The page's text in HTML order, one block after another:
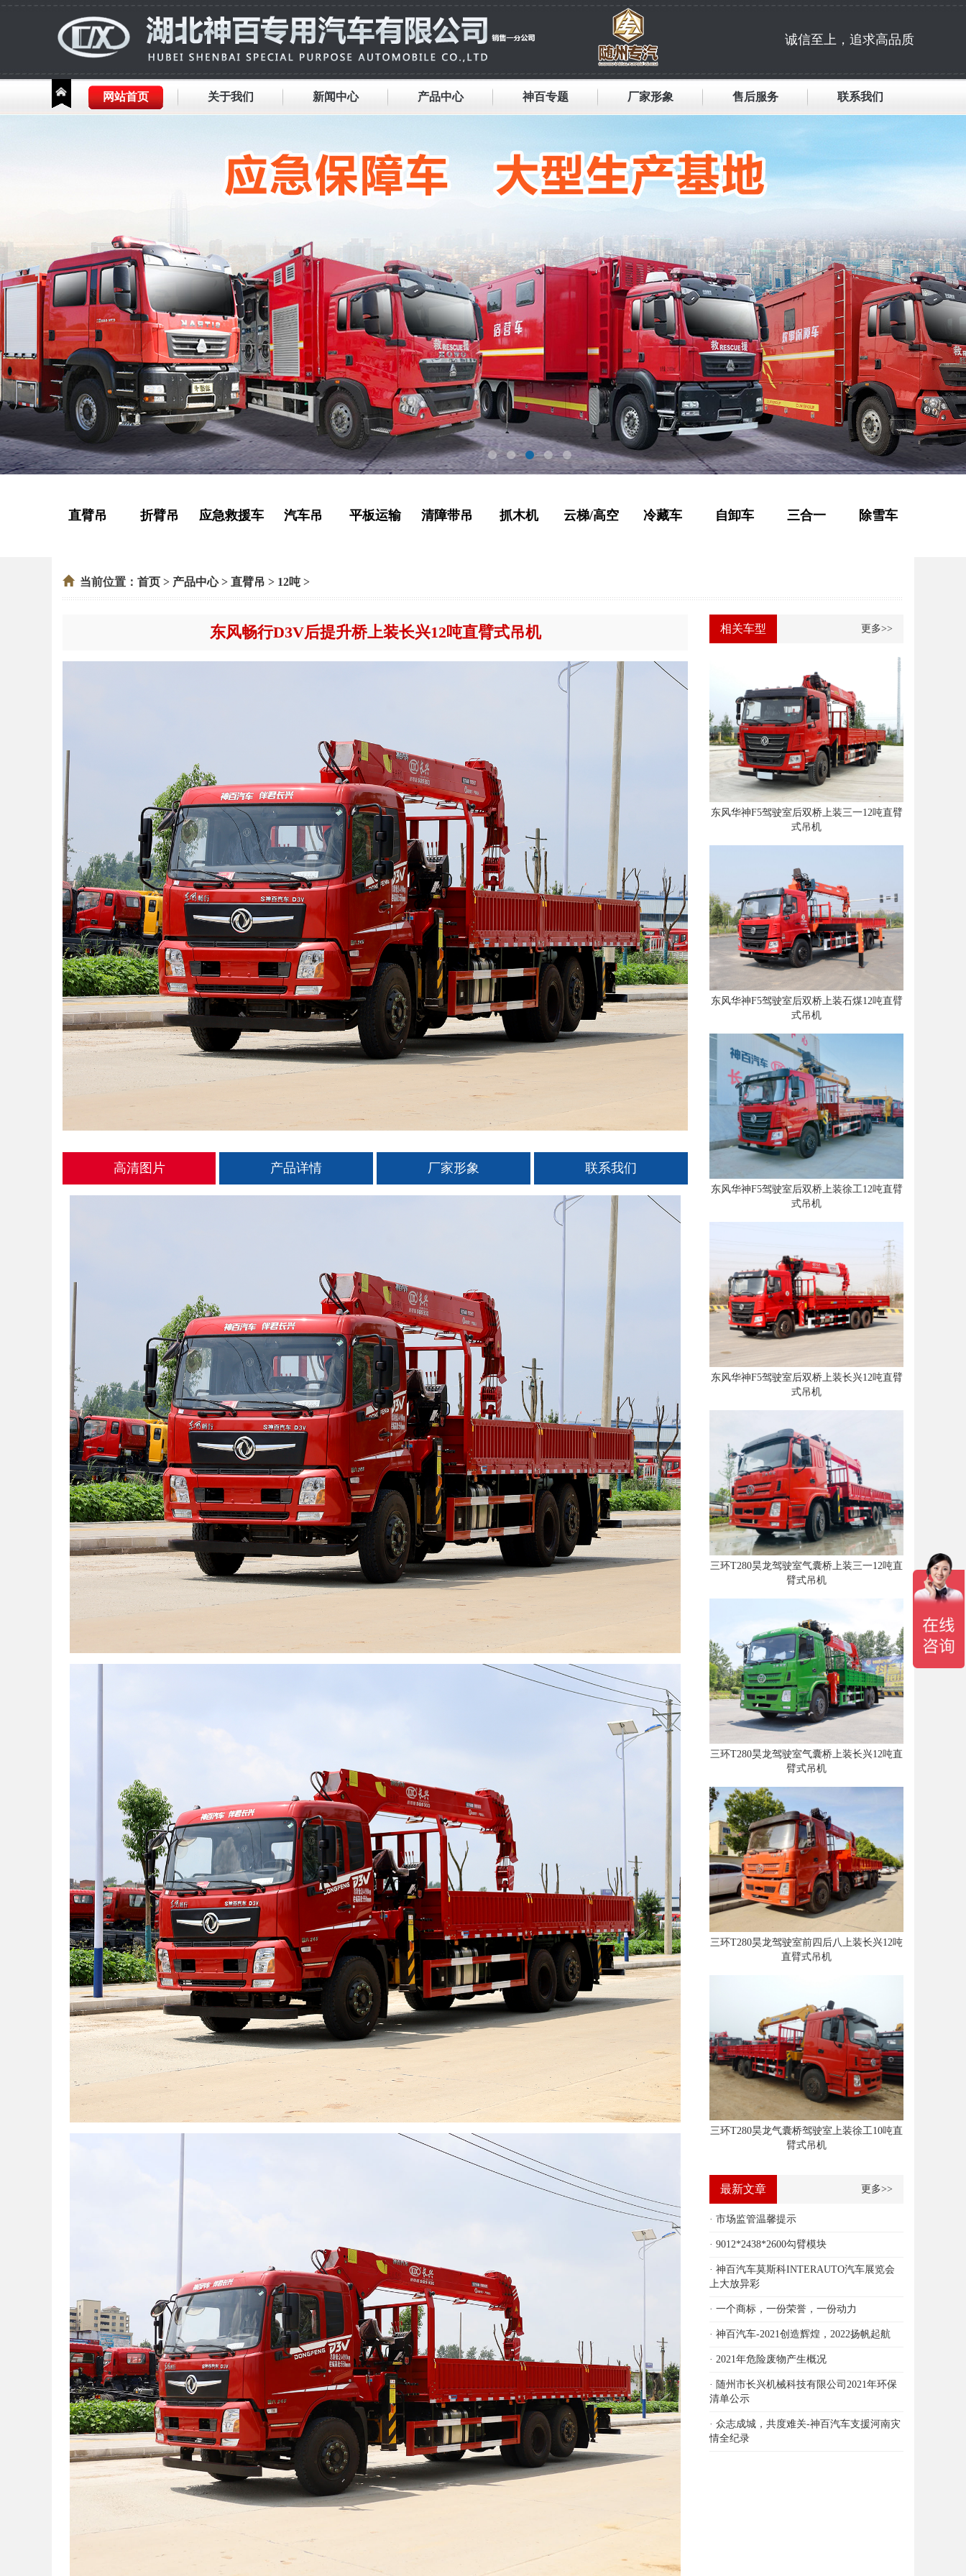
诚信至上，追求高品质
网站首页 关于我们 新闻中心 产品中心 神百专题 厂家形象 售后服务 联系我们
直臂吊 折臂吊 应急救援车 汽车吊 平板运输 清障带吊 抓木机 云梯/高空 冷藏车 自卸车 三合一 除雪车
当前位置： 首页 > 产品中心> 直臂吊 > 12吨 >
相关车型 更多>>
东风华神F5驾驶室后双桥上装三一12吨直臂
式吊机
东风华神F5驾驶室后双桥上装石煤12吨直臂
式吊机
东风华神F5驾驶室后双桥上装徐工12吨直臂
式吊机
东风华神F5驾驶室后双桥上装长兴12吨直臂
式吊机
三环T280昊龙驾驶室气囊桥上装三一12吨直
臂式吊机
三环T280昊龙驾驶室气囊桥上装长兴12吨直
臂式吊机
三环T280昊龙驾驶室前四后八上装长兴12吨
直臂式吊机
三环T280昊龙气囊桥驾驶室上装徐工10吨直
臂式吊机
最新文章 更多>>
· 市场监管温馨提示
· 9012*2438*2600勾臂模块
· 神百汽车莫斯科INTERAUTO汽车展览会
上大放异彩
· 一个商标，一份荣誉，一份动力
· 神百汽车-2021创造辉煌，2022扬帆起航
· 2021年危险废物产生概况
· 随州市长兴机械科技有限公司2021年环保
清单公示
· 众志成城，共度难关-神百汽车支援河南灾
情全纪录
东风畅行D3V后提升桥上装长兴12吨直臂式吊机
高清图片 产品详情 厂家形象 联系我们